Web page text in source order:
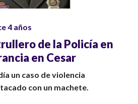
4 años
de la Policía en
en Cesar
un caso de violencia
con un machete.